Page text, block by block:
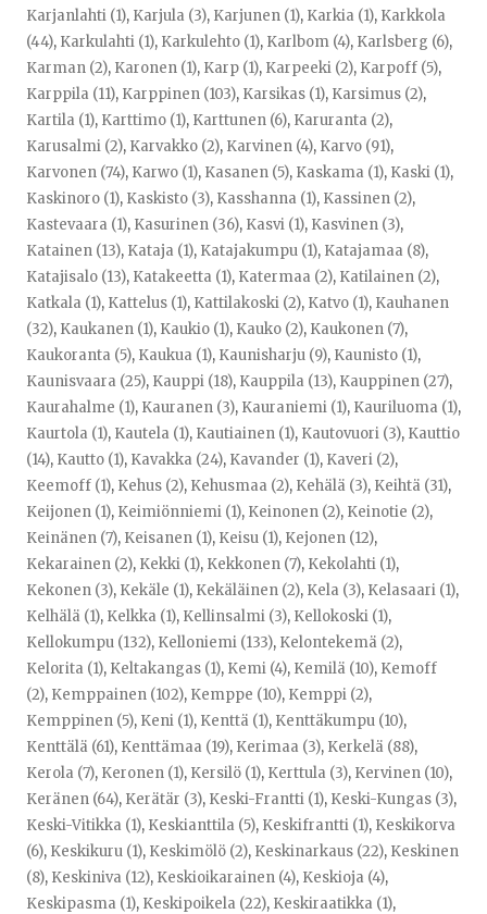
Karjanlahti (1), Karjula (3), Karjunen (1), Karkia (1), Karkkola
(44), Karkulahti (1), Karkulehto (1), Karlbom (4), Karlsberg (6),
Karman (2), Karonen (1), Karp (1), Karpeeki (2), Karpoff (5),
Karppila (11), Karppinen (103), Karsikas (1), Karsimus (2),
Kartila (1), Karttimo (1), Karttunen (6), Karuranta (2),
Karusalmi (2), Karvakko (2), Karvinen (4), Karvo (91),
Karvonen (74), Karwo (1), Kasanen (5), Kaskama (1), Kaski (1),
Kaskinoro (1), Kaskisto (3), Kasshanna (1), Kassinen (2),
Kastevaara (1), Kasurinen (36), Kasvi (1), Kasvinen (3),
Katainen (13), Kataja (1), Katajakumpu (1), Katajamaa (8),
Katajisalo (13), Katakeetta (1), Katermaa (2), Katilainen (2),
Katkala (1), Kattelus (1), Kattilakoski (2), Katvo (1), Kauhanen
(32), Kaukanen (1), Kaukio (1), Kauko (2), Kaukonen (7),
Kaukoranta (5), Kaukua (1), Kaunisharju (9), Kaunisto (1),
Kaunisvaara (25), Kauppi (18), Kauppila (13), Kauppinen (27),
Kaurahalme (1), Kauranen (3), Kauraniemi (1), Kauriluoma (1),
Kaurtola (1), Kautela (1), Kautiainen (1), Kautovuori (3), Kauttio
(14), Kautto (1), Kavakka (24), Kavander (1), Kaveri (2),
Keemoff (1), Kehus (2), Kehusmaa (2), Kehälä (3), Keihtä (31),
Keijonen (1), Keimiönniemi (1), Keinonen (2), Keinotie (2),
Keinänen (7), Keisanen (1), Keisu (1), Kejonen (12),
Kekarainen (2), Kekki (1), Kekkonen (7), Kekolahti (1),
Kekonen (3), Kekäle (1), Kekäläinen (2), Kela (3), Kelasaari (1),
Kelhälä (1), Kelkka (1), Kellinsalmi (3), Kellokoski (1),
Kellokumpu (132), Kelloniemi (133), Kelontekemä (2),
Kelorita (1), Keltakangas (1), Kemi (4), Kemilä (10), Kemoff
(2), Kemppainen (102), Kemppe (10), Kemppi (2),
Kemppinen (5), Keni (1), Kenttä (1), Kenttäkumpu (10),
Kenttälä (61), Kenttämaa (19), Kerimaa (3), Kerkelä (88),
Kerola (7), Keronen (1), Kersilö (1), Kerttula (3), Kervinen (10),
Keränen (64), Kerätär (3), Keski-Frantti (1), Keski-Kungas (3),
Keski-Vitikka (1), Keskianttila (5), Keskifrantti (1), Keskikorva
(6), Keskikuru (1), Keskimölö (2), Keskinarkaus (22), Keskinen
(8), Keskiniva (12), Keskioikarainen (4), Keskioja (4),
Keskipasma (1), Keskipoikela (22), Keskiraatikka (1),